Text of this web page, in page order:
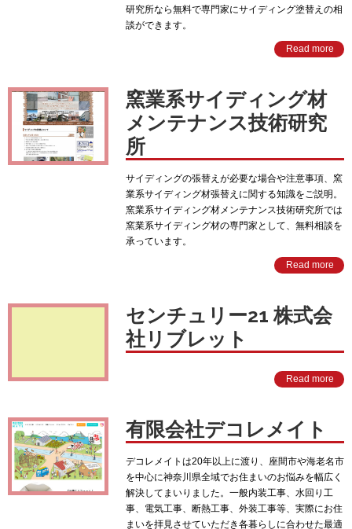
研究所なら無料で専門家にサイディング塗替えの相
談ができます。
Read more
窯業系サイディング材
メンテナンス技術研究
所
サイディングの張替えが必要な場合や注意事項、窯
業系サイディング材張替えに関する知識をご説明。
窯業系サイディング材メンテナンス技術研究所では
窯業系サイディング材の専門家として、無料相談を
承っています。
Read more
センチュリー21 株式会
社リブレット
Read more
有限会社デコレメイト
デコレメイトは20年以上に渡り、座間市や海老名市
を中心に神奈川県全域でお住まいのお悩みを幅広く
解決してまいりました。一般内装工事、水回り工
事、電気工事、断熱工事、外装工事等、実際にお住
まいを拝見させていただき各暮らしに合わせた最適